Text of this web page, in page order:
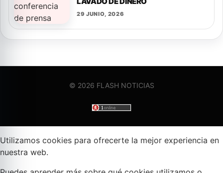
29 JUNIO, 2026
© 2026 FLASH NOTICIAS
Utilizamos cookies para ofrecerte la mejor experiencia en
nuestra web.